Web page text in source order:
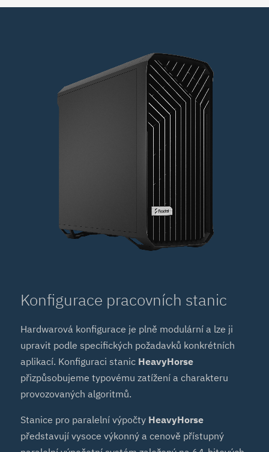
Konfigurace pracovních stanic
Hardwarová konfigurace je plně modulární a lze ji
upravit podle specifických požadavků konkrétních
aplikací. Konfiguraci stanic HeavyHorse
přizpůsobujeme typovému zatížení a charakteru
provozovaných algoritmů.
Stanice pro paralelní výpočty HeavyHorse
představují vysoce výkonný a cenově přístupný